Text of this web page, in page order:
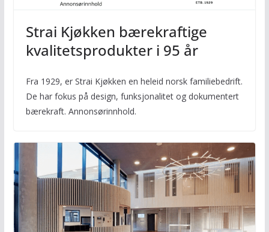
Strai Kjøkken bærekraftige
kvalitetsprodukter i 95 år
Fra 1929, er Strai Kjøkken en heleid norsk familiebedrift.
De har fokus på design, funksjonalitet og dokumentert
bærekraft. Annonsørinnhold.